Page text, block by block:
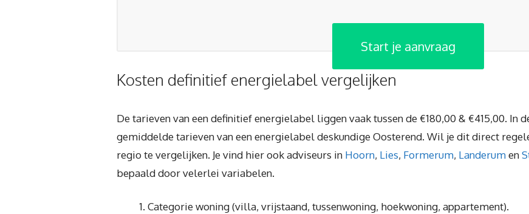
Start je aanvraag
Kosten definitief energielabel vergelijken
De tarieven van een definitief energielabel liggen vaak tussen de €180,00 & €415,00. In
gemiddelde tarieven van een energielabel deskundige Oosterend. Wil je dit direct
regio te vergelijken. Je vind hier ook adviseurs in Hoorn, Lies, Formerum, Landerumen
bepaald door velerlei variabelen.
Categorie woning (villa, vrijstaand, tussenwoning, hoekwoning, appartement).